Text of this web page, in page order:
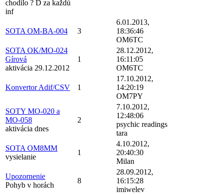
chodilo ? Ď za každú
inf
SOTA OM-BA-004 3
6.01.2013,
18:36:46
OM6TC
SOTA OK/MO-024
Gírová
aktivácia 29.12.2012
1
28.12.2012,
16:11:05
OM6TC
Konvertor Adif/CSV 1
17.10.2012,
14:20:19
OM7PY
SOTY MO-020 a
MO-058
aktivácia dnes
2
7.10.2012,
12:48:06
psychic readings
tara
SOTA OM8MM
vysielanie
1
4.10.2012,
20:40:30
Milan
Upozornenie
Pohyb v horách
8
28.09.2012,
16:15:28
imiwelev